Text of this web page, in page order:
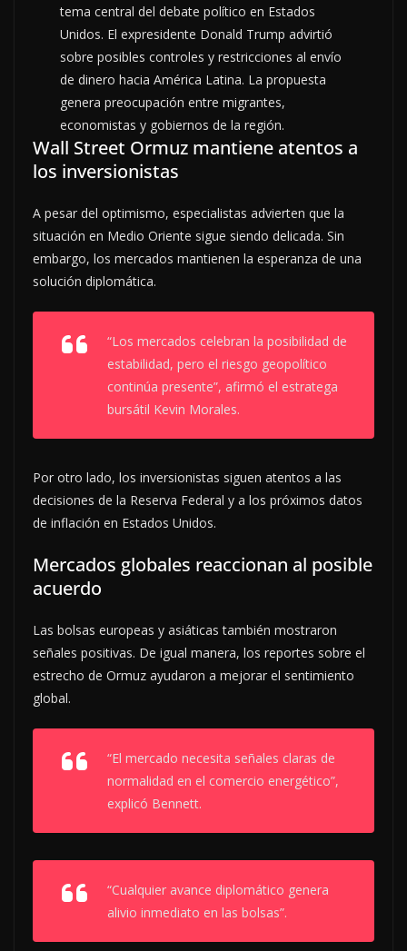
tema central del debate político en Estados
Unidos. El expresidente Donald Trump advirtió
sobre posibles controles y restricciones al envío
de dinero hacia América Latina. La propuesta
genera preocupación entre migrantes,
economistas y gobiernos de la región.
Wall Street Ormuz mantiene atentos a
los inversionistas
A pesar del optimismo, especialistas advierten que la
situación en Medio Oriente sigue siendo delicada. Sin
embargo, los mercados mantienen la esperanza de una
solución diplomática.
“Los mercados celebran la posibilidad de
estabilidad, pero el riesgo geopolítico
continúa presente”, afirmó el estratega
bursátil Kevin Morales.
Por otro lado, los inversionistas siguen atentos a las
decisiones de la Reserva Federal y a los próximos datos
de inflación en Estados Unidos.
Mercados globales reaccionan al posible
acuerdo
Las bolsas europeas y asiáticas también mostraron
señales positivas. De igual manera, los reportes sobre el
estrecho de Ormuz ayudaron a mejorar el sentimiento
global.
“El mercado necesita señales claras de
normalidad en el comercio energético”,
explicó Bennett.
“Cualquier avance diplomático genera
alivio inmediato en las bolsas”.